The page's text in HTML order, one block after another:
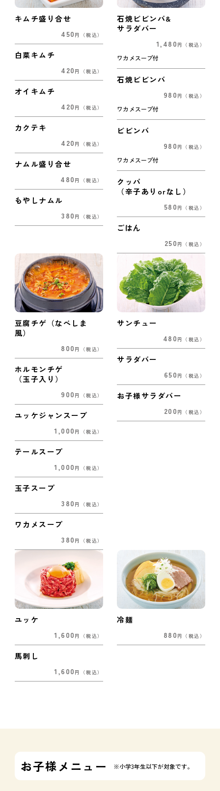
キムチ盛り合せ
450 円 （税込）
白菜キムチ
420 円 （税込）
オイキムチ
420 円 （税込）
カクテキ
420 円 （税込）
ナムル盛り合せ
480 円 （税込）
もやしナムル
380 円 （税込）
石焼ビビンバ&
サラダバー
1,480 円 （税込）
ワカメスープ付
石焼ビビンバ
980 円 （税込）
ワカメスープ付
ビビンバ
980 円 （税込）
ワカメスープ付
クッパ
（辛子ありorなし）
580 円 （税込）
ごはん
250 円 （税込）
豆腐チゲ（なべしま
風）
800 円 （税込）
ホルモンチゲ
（玉子入り）
900 円 （税込）
ユッケジャンスープ
1,000 円 （税込）
テールスープ
1,000 円 （税込）
玉子スープ
380 円 （税込）
ワカメスープ
380 円 （税込）
サンチュー
480 円 （税込）
サラダバー
650 円 （税込）
お子様サラダバー
200 円 （税込）
ユッケ
1,600 円 （税込）
馬刺し
1,600 円 （税込）
冷麺
880 円 （税込）
お子様メニュー ※小学3年生以下が対象です。